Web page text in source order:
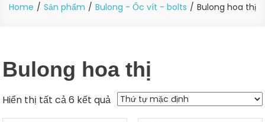
Home Sản phẩm Bulong - Ốc vít - bolts Bulong hoa thị
Bulong hoa thị
Hiển thị tất cả 6 kết quả